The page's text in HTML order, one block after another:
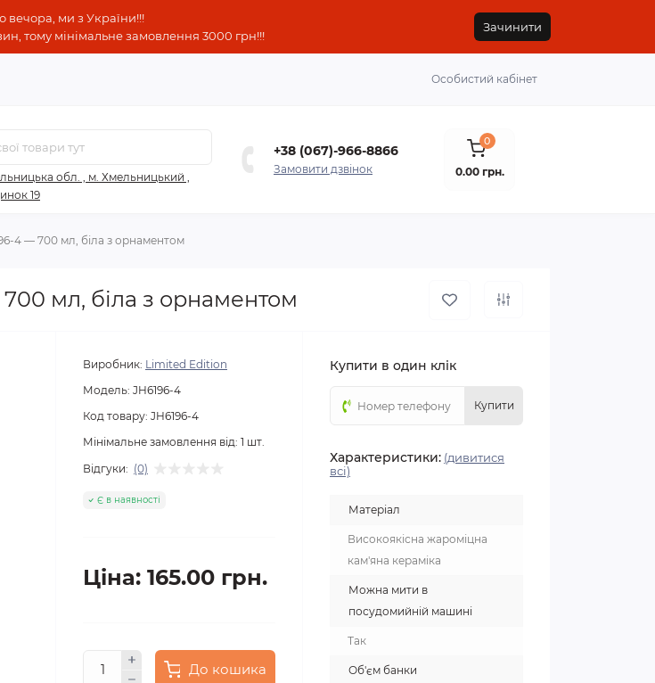
вечора, ми з України!!!
тому мінімальне замовлення 3000 грн!!!
Зачинити
Особистий кабінет
обл. , м. Хмельницький ,
19
+38 (067)-966-8866
Замовити дзвінок
0
0.00 грн.
4 — 700 мл, біла з орнаментом
мл, біла з орнаментом
Виробник: Limited Edition
Модель: JH6196-4
Код товару: JH6196-4
Мінімальне замовлення від: 1 шт.
Відгуки: (0)
Є в наявності
Ціна: 165.00 грн.
До кошика
Купити в один клік
Купити
Характеристики: (дивитися
всі)
Матеріал
Високоякісна жароміцна
кам'яна кераміка
Можна мити в
посудомийній машині
Так
Об'єм банки